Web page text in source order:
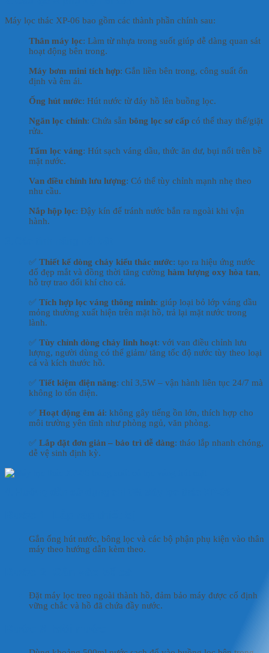
Máy lọc thác XP-06 bao gồm các thành phần chính sau:
Thân máy lọc: Làm từ nhựa trong suốt giúp dễ dàng quan sát
hoạt động bên trong.
Máy bơm mini tích hợp: Gắn liền bên trong, công suất ổn
định và êm ái.
Ống hút nước: Hút nước từ đáy hồ lên buồng lọc.
Ngăn lọc chính: Chứa sẵn bông lọc sơ cấp có thể thay thế/giặt
rửa.
Tấm lọc váng: Hút sạch váng dầu, thức ăn dư, bụi nổi trên bề
mặt nước.
Van điều chỉnh lưu lượng: Có thể tùy chỉnh mạnh nhẹ theo
nhu cầu.
Nắp hộp lọc: Đậy kín để tránh nước bắn ra ngoài khi vận
hành.
✅ Thiết kế dòng chảy kiểu thác nước: tạo ra hiệu ứng nước
đổ đẹp mắt và đồng thời tăng cường hàm lượng oxy hòa tan,
hỗ trợ trao đổi khí cho cá.
✅ Tích hợp lọc váng thông minh: giúp loại bỏ lớp váng dầu
mỏng thường xuất hiện trên mặt hồ, trả lại mặt nước trong
lành.
✅ Tùy chỉnh dòng chảy linh hoạt: với van điều chỉnh lưu
lượng, người dùng có thể giảm/ tăng tốc độ nước tùy theo loại
cá và kích thước hồ.
✅ Tiết kiệm điện năng: chỉ 3,5W – vận hành liên tục 24/7 mà
không lo tốn điện.
✅ Hoạt động êm ái: không gây tiếng ồn lớn, thích hợp cho
môi trường yên tĩnh như phòng ngủ, văn phòng.
✅ Lắp đặt đơn giản – bảo trì dễ dàng: tháo lắp nhanh chóng,
dễ vệ sinh định kỳ.
Gắn ống hút nước, bông lọc và các bộ phận phụ kiện vào thân
máy theo hướng dẫn kèm theo.
Đặt máy lọc treo ngoài thành hồ, đảm bảo máy được cố định
vững chắc và hồ đã chứa đầy nước.